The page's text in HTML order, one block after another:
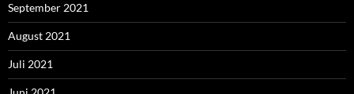
September 2021
August 2021
Juli 2021